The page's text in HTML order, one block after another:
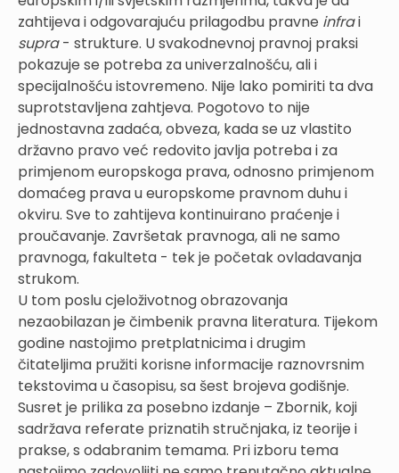
zahtijeva i odgovarajuću prilagodbu pravne infrai
supra- strukture. U svakodnevnoj pravnoj praksi
pokazuje se potreba za univerzalnošću, ali i
specijalnošću istovremeno. Nije lako pomiriti ta dva
suprotstavljena zahtjeva. Pogotovo to nije
jednostavna zadaća, obveza, kada se uz vlastito
državno pravo već redovito javlja potreba i za
primjenom europskoga prava, odnosno primjenom
domaćeg prava u europskome pravnom duhu i
okviru. Sve to zahtijeva kontinuirano praćenje i
proučavanje. Završetak pravnoga, ali ne samo
pravnoga, fakulteta - tek je početak ovladavanja
strukom.
U tom poslu cjeloživotnog obrazovanja
nezaobilazan je čimbenik pravna literatura. Tijekom
godine nastojimo pretplatnicima i drugim
čitateljima pružiti korisne informacije raznovrsnim
tekstovima u časopisu, sa šest brojeva godišnje.
Susret je prilika za posebno izdanje – Zbornik, koji
sadržava referate priznatih stručnjaka, iz teorije i
prakse, s odabranim temama. Pri izboru tema